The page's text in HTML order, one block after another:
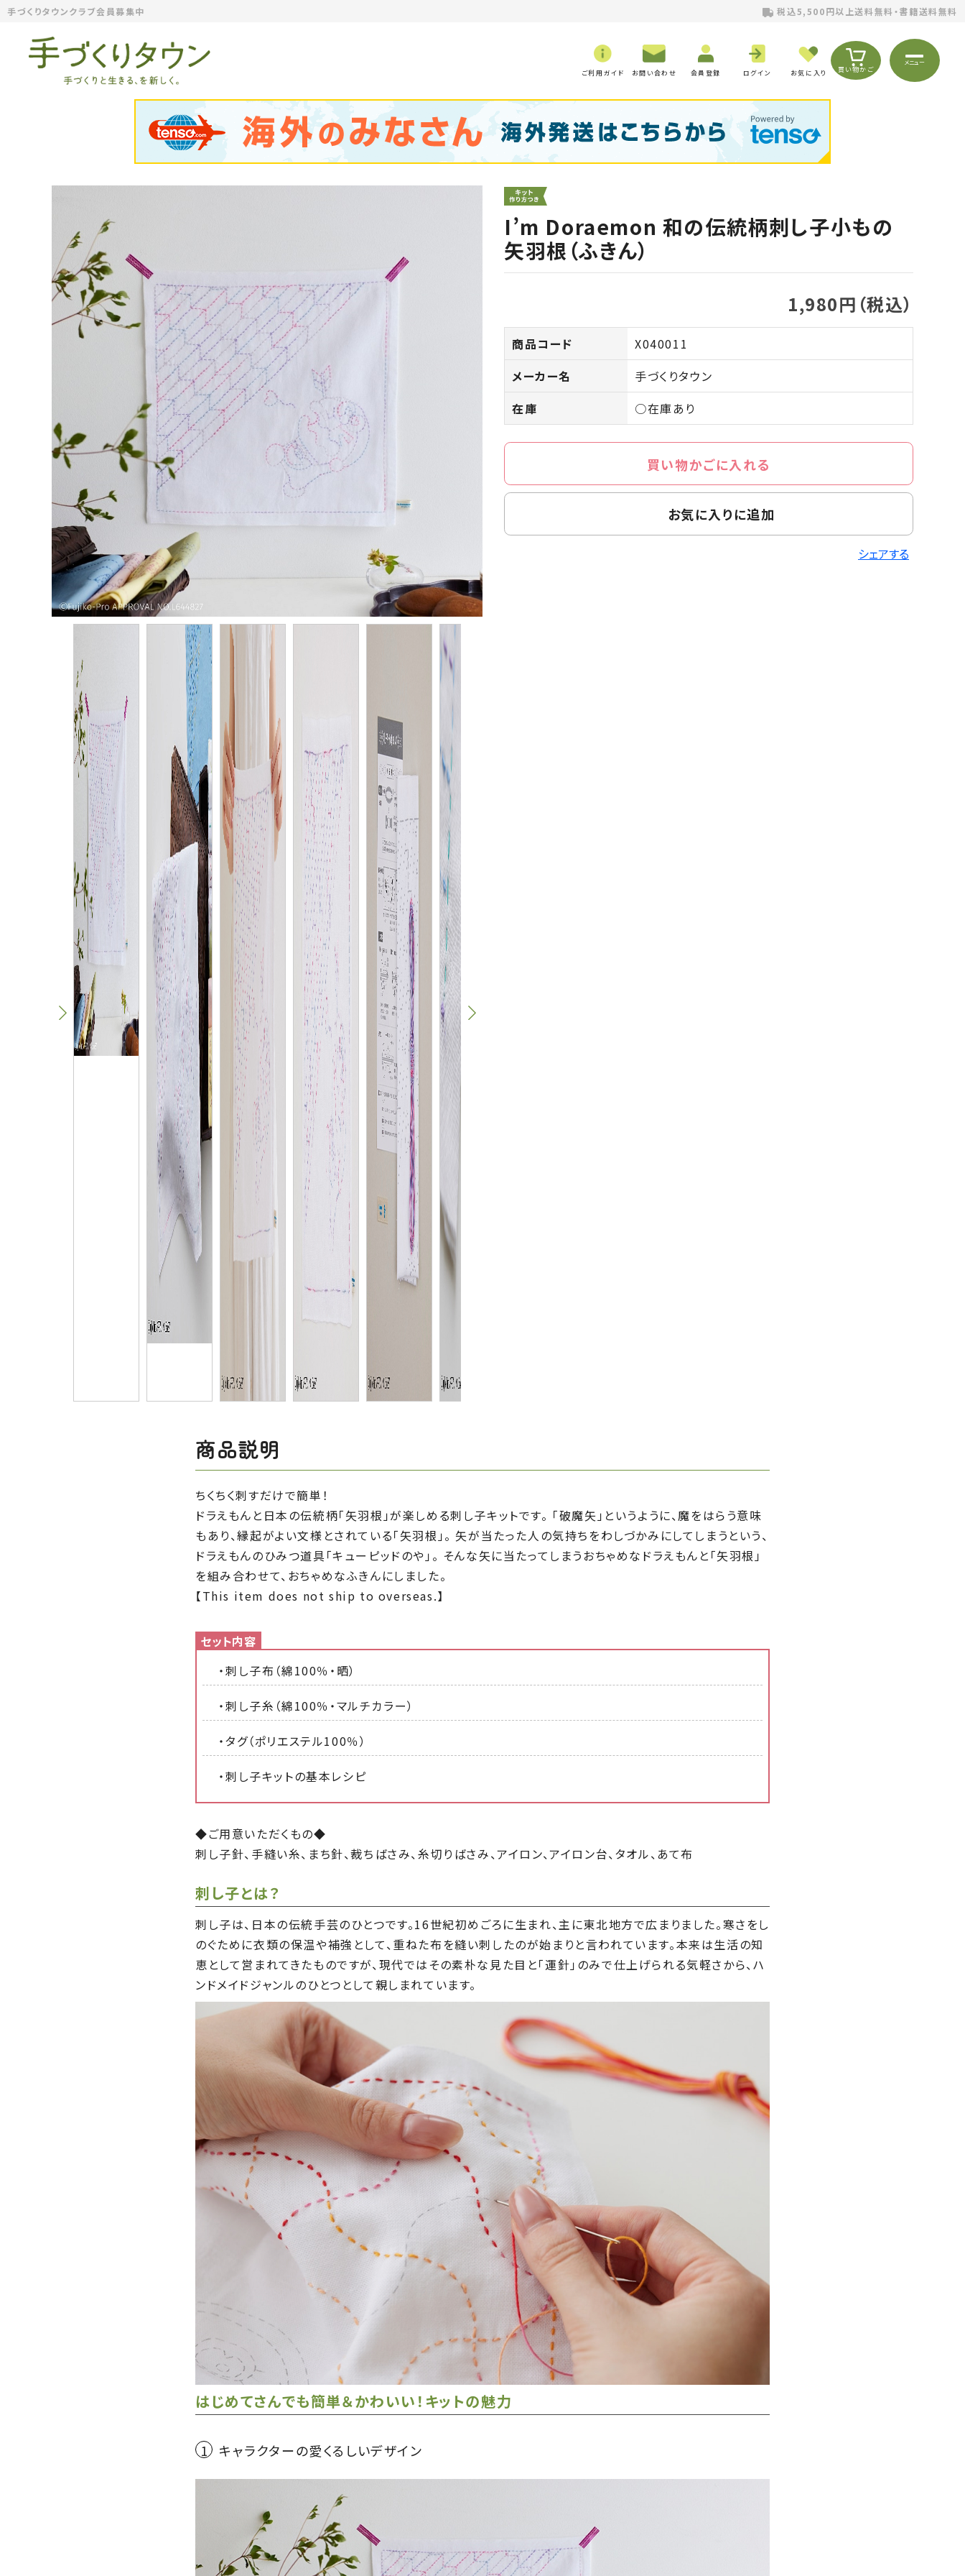
手づくりタウンクラブ会員募集中 税込5,500円以上送料無料・書籍送料無料
ご利用ガイド お問い合わせ 会員登録 ログイン お気に入り 買い物かご
メニュー
I’m Doraemon 和の伝統柄刺し子小もの
矢羽根（ふきん）
1,980円（税込）
商品コード
X040011
メーカー名
手づくりタウン
在庫
○在庫あり
買い物かごに入れる
お気に入りに追加
シェアする
商品説明
ちくちく刺すだけで簡単！
ドラえもんと日本の伝統柄「矢羽根」が楽しめる刺し子キットです。 「破魔矢」というように、魔をはらう意味
もあり、縁起がよい文様とされている「矢羽根」。 矢が当たった人の気持ちをわしづかみにしてしまうという、
ドラえもんのひみつ道具「キューピッドのや」。 そんな矢に当たってしまうおちゃめなドラえもんと「矢羽根」
を組み合わせて、おちゃめなふきんにしました。
【This item does not ship to overseas.】
・刺し子布（綿100％・晒）
・刺し子糸（綿100％・マルチカラー）
・タグ（ポリエステル100％）
・刺し子キットの基本レシピ
◆ご用意いただくもの◆
刺し子針、手縫い糸、まち針、裁ちばさみ、糸切りばさみ、アイロン、アイロン台、タオル、あて布
刺し子とは？
刺し子は、日本の伝統手芸のひとつです。16世紀初めごろに生まれ、主に東北地方で広まりました。寒さをし
のぐために衣類の保温や補強として、重ねた布を縫い刺したのが始まりと言われています。本来は生活の知
恵として営まれてきたものですが、現代ではその素朴な見た目と「運針」のみで仕上げられる気軽さから、ハ
ンドメイドジャンルのひとつとして親しまれています。
はじめてさんでも簡単＆かわいい！キットの魅力
1 キャラクターの愛くるしいデザイン